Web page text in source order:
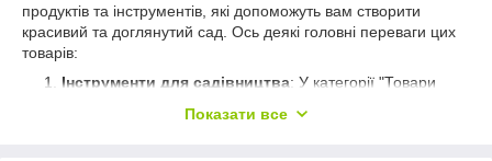
продуктів та інструментів, які допоможуть вам створити
красивий та доглянутий сад. Ось деякі головні переваги цих
товарів:
Інструменти для садівництва: У категорії "Товари
необхідні для догляду за рослинами та садом. Це
Показати все